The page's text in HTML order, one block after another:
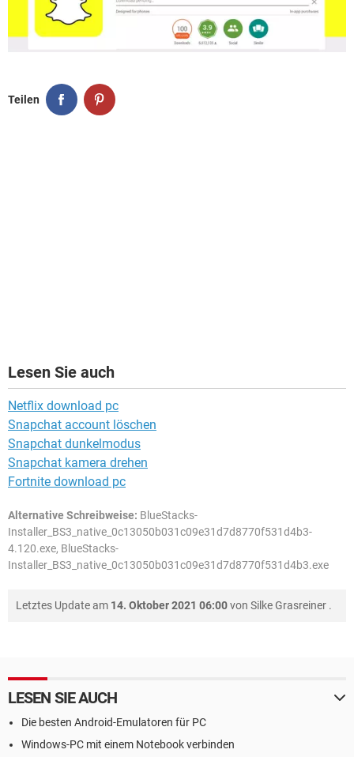
Teilen
Lesen Sie auch
Netflix download pc
Snapchat account löschen
Snapchat dunkelmodus
Snapchat kamera drehen
Fortnite download pc
Alternative Schreibweise: BlueStacks-
Installer_BS3_native_0c13050b031c09e31d7d8770f531d4b3-
4.120.exe, BlueStacks-
Installer_BS3_native_0c13050b031c09e31d7d8770f531d4b3.exe
Letztes Update am 14. Oktober 2021 06:00von Silke Grasreiner .
LESEN SIE AUCH
Die besten Android-Emulatoren für PC
Windows-PC mit einem Notebook verbinden